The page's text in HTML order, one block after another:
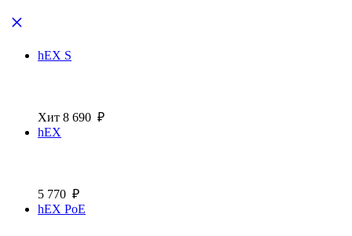
hEX S
Хит 8 690 ₽
hEX
5 770 ₽
hEX PoE